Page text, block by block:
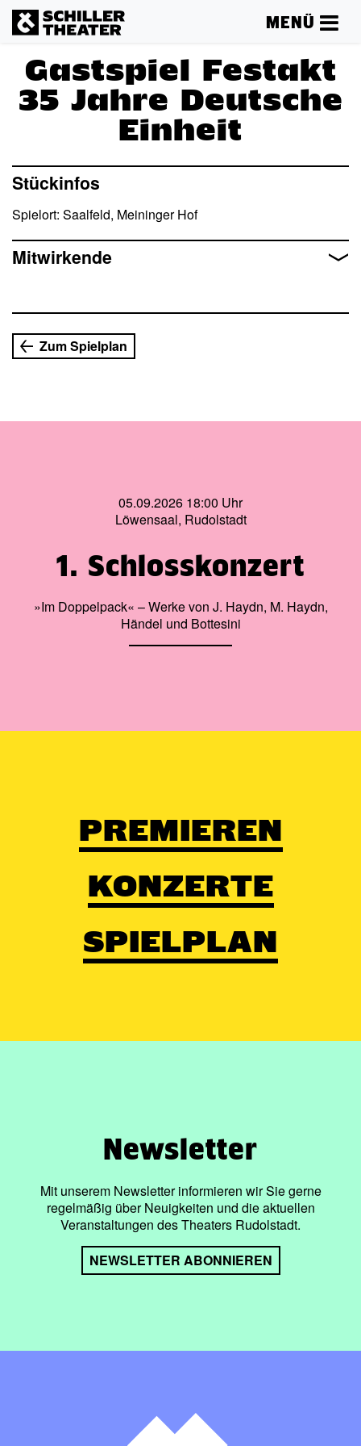
MENÜ
Gastspiel Festakt
35 Jahre Deutsche
Einheit
Stückinfos
Spielort: Saalfeld, Meininger Hof
Mitwirkende
Zum Spielplan
05.09.2026 18:00 Uhr
Löwensaal, Rudolstadt
1. Schlosskonzert
»Im Doppelpack« – Werke von J. Haydn, M. Haydn,
Händel und Bottesini
PREMIEREN
KONZERTE
SPIELPLAN
Newsletter
Mit unserem Newsletter informieren wir Sie gerne
regelmäßig über Neuigkeiten und die aktuellen
Veranstaltungen des Theaters Rudolstadt.
NEWSLETTER ABONNIEREN